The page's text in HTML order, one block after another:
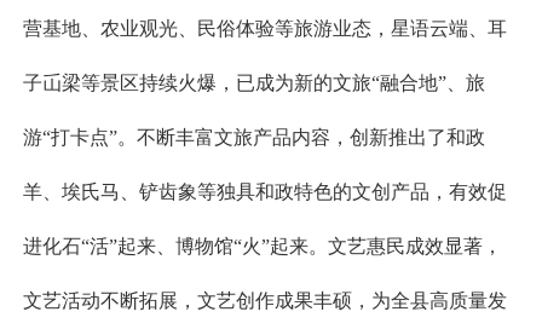
营基地、农业观光、民俗体验等旅游业态，星语云端、耳
子屲梁等景区持续火爆，已成为新的文旅“融合地”、旅
游“打卡点”。不断丰富文旅产品内容，创新推出了和政
羊、埃氏马、铲齿象等独具和政特色的文创产品，有效促
进化石“活”起来、博物馆“火”起来。文艺惠民成效显著，
文艺活动不断拓展，文艺创作成果丰硕，为全县高质量发